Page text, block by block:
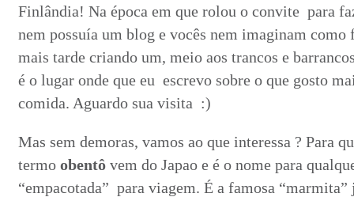
Finlândia! Na época em que rolou o convite para
nem possuía um blog e vocês nem imaginam como
mais tarde criando um, meio aos trancos e
é o lugar onde que eu escrevo sobre o que gosto
comida. Aguardo sua visita :)
Mas sem demoras, vamos ao que interessa ? Para
termo obentô vem do Japao e é o nome para
“empacotada” para viagem. É a famosa